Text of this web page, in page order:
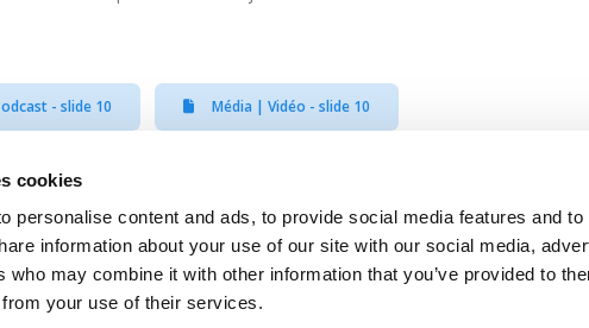
cookies
personalise content and ads, to provide social media features and to
information about your use of our site with our social media,
who may combine it with other information that you’ve provided to
from your use of their services.
- slide 10 Média | Vidéo - slide 10
Contact Jobs Newsletters registration